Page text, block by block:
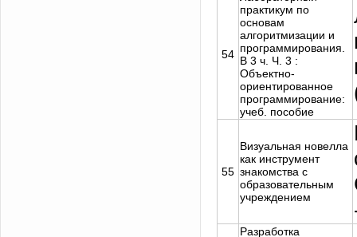
54
практикум по
основам
алгоритмизации и
программирования.
В 3 ч. Ч. 3 :
Объектно-
ориентированное
программирование:
учеб. пособие
55
Визуальная новелла
как инструмент
знакомства с
образовательным
учреждением
Разработка